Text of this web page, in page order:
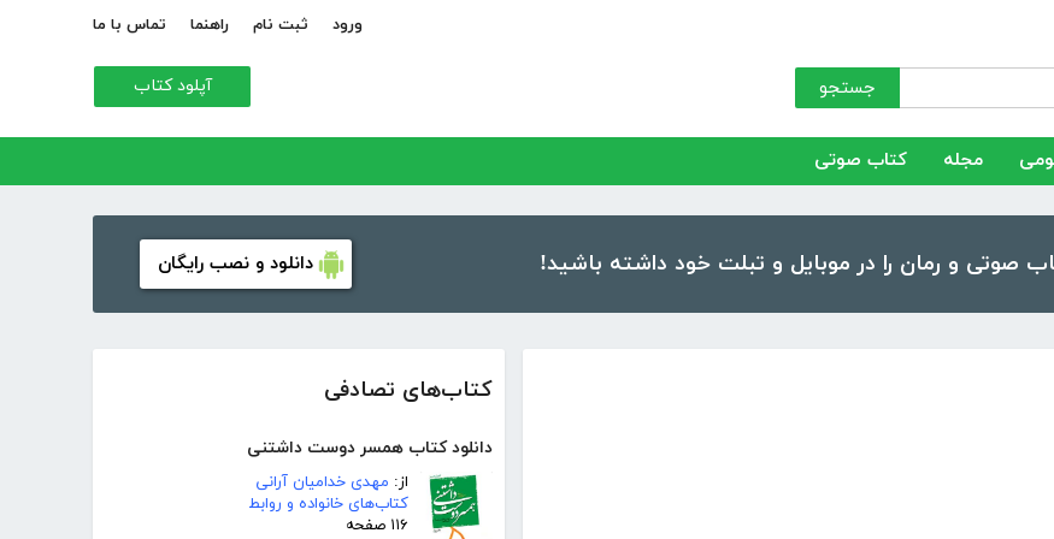
ورود ثبت نام راهنما تماس با ما
جستجو آپلود کتاب
مجله کتاب صوتی
دانلود و نصب رایگان
کتاب‌های تصادفی
دانلود کتاب همسر دوست داشتنی
از: مهدی خدامیان آرانی
کتاب‌های خانواده و روابط
۱۱۶ صفحه